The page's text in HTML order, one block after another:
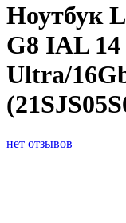
Ноутбук
G8 IAL
Ultra/
нет отзывов